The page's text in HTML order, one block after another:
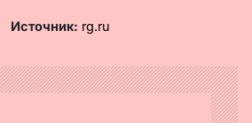
Источник: rg.ru